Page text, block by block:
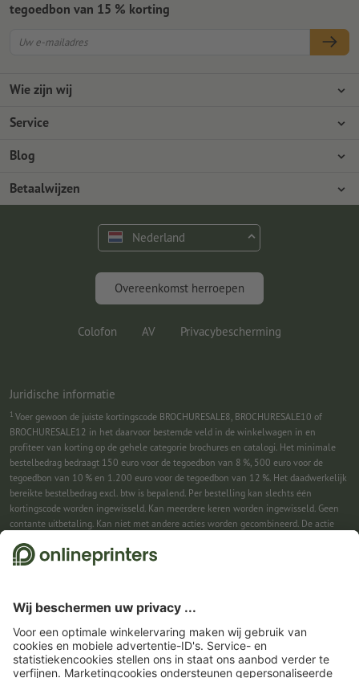
Wie zijn wij
Ondernemingen
Milieubescherming
Service
Betaalwijzen
Verzending
Premium programma
Blog
Photoshop-tutorials
Gratis lettertypes en fonts
Marketing en insights
Betaalwijzen
tegoedbon van 15 % korting
Nederland
Overeenkomst herroepen
Colofon AV Privacybescherming
Juridische informatie
1 Voer gewoon de juiste kortingscode BROCHURESALE8, BROCHURESALE10 of
BROCHURESALE12 in het daarvoor bestemde veld in de winkelwagen in en
profiteer van korting op de gehele categorie brochures en catalogi. Het minimale
bestelbedrag bedraagt 150 euro voor de tegoedbon van 8 %, 500 euro voor de
tegoedbon van 10 % en 1.200 euro voor de tegoedbon van 12 %. Het daadwerkelijk
bereikte bestelbedrag excl. btw is bepalend. Per bestelling kan slechts één
kortingscode worden ingewisseld. Kan meerdere keren worden ingewisseld. Geen
contante uitbetaling. Kan niet met andere acties worden gecombineerd. De actie
2Je ontvangst eerst een e-mail waarin je de aanmelding voor de nieuwsbrief
ingewisseld. Geen minimumbestelwaarde. Maximale hoogte van de korting: € 150
van de bestelwaarde (netto). Geen contante uitbetaling. Kan niet worden
gecombineerd met andere acties of kortingscodes.De tegoedbon is na ontvangst
zes weken geldig.